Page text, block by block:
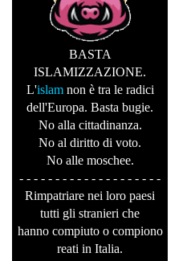
BASTA
ISLAMIZZAZIONE.
L'islam non è tra le radici
dell'Europa. Basta bugie.
No alla cittadinanza.
No al diritto di voto.
No alle moschee.
- - - - - - - - - - - - - - - - - - - -
Rimpatriare nei loro paesi
tutti gli stranieri che
hanno compiuto o compiono
reati in Italia.